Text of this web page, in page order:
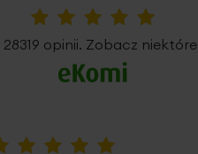
5%
opinii. Zobacz